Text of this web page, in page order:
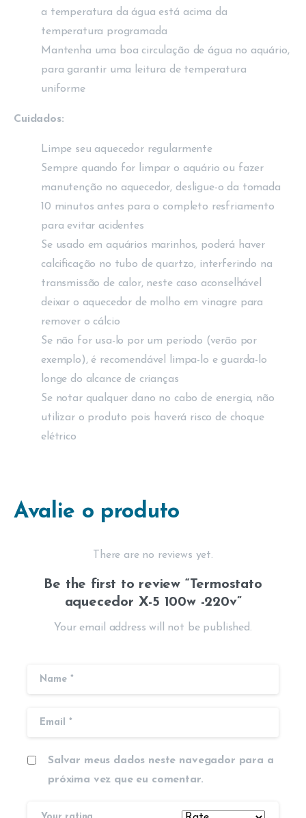
a temperatura da água está acima da
temperatura programada
Mantenha uma boa circulação de água no aquário,
para garantir uma leitura de temperatura
uniforme
Cuidados:
Limpe seu aquecedor regularmente
Sempre quando for limpar o aquário ou fazer
manutenção no aquecedor, desligue-o da tomada
10 minutos antes para o completo resfriamento
para evitar acidentes
Se usado em aquários marinhos, poderá haver
calcificação no tubo de quartzo, interferindo na
transmissão de calor, neste caso aconselhável
deixar o aquecedor de molho em vinagre para
remover o cálcio
Se não for usa-lo por um período (verão por
exemplo), é recomendável limpa-lo e guarda-lo
longe do alcance de crianças
Se notar qualquer dano no cabo de energia, não
utilizar o produto pois haverá risco de choque
elétrico
Avalie o produto
There are no reviews yet.
Be the first to review “Termostato
aquecedor X-5 100w -220v”
Your email address will not be published.
Salvar meus dados neste navegador para a
próxima vez que eu comentar.